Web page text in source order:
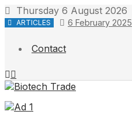
Thursday 6 August 2026
ARTICLES 6 February 2025
Contact